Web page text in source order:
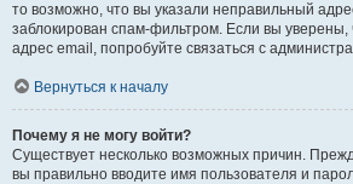
то возможно, что вы указали неправильный
заблокирован спам-фильтром. Если вы уверены,
адрес email, попробуйте связаться с
Вернуться к началу
Почему я не могу войти?
Существует несколько возможных причин.
вы правильно вводите имя пользователя и